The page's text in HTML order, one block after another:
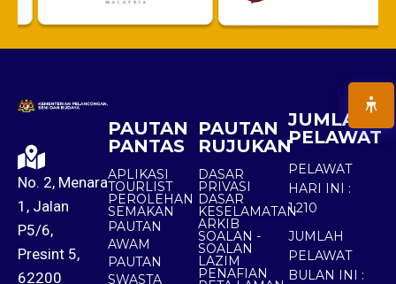
No. 2, Menara
1, Jalan
P5/6,
Presint 5,
62200
PAUTAN
PANTAS
APLIKASI
TOURLIST
PEROLEHAN
SEMAKAN
PAUTAN
AWAM
PAUTAN
SWASTA
PAUTAN
RUJUKAN
DASAR
PRIVASI
DASAR
KESELAMATAN
ARKIB
SOALAN -
SOALAN
LAZIM
PENAFIAN
JUMLAH
PELAWAT
PELAWAT
HARI INI :
1,210
JUMLAH
PELAWAT
BULAN INI :